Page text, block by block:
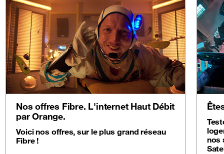
Nos offres Fibre. L'internet Haut Débit
par Orange.
Voici nos offres, sur le plus grand réseau
Fibre !
nos